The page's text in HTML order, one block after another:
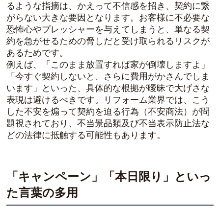
るような指摘は、かえって不信感を招き、契約に繋
がらない大きな要因となります。お客様に不必要な
恐怖心やプレッシャーを与えてしまうと、単なる契
約を急がせるための脅しだと受け取られるリスクが
あるためです。
例えば、「このまま放置すれば家が倒壊しますよ」
「今すぐ契約しないと、さらに費用がかさんでしま
います」といった、具体的な根拠が曖昧で大げさな
表現は避けるべきです。リフォーム業界では、こう
した不安を煽って契約を迫る行為（不安商法）が問
題視されており、不当景品類及び不当表示防止法な
どの法律に抵触する可能性もあります。
「キャンペーン」「本日限り」といっ
た言葉の多用